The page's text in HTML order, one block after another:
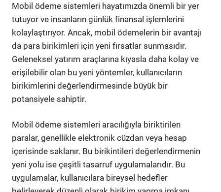
Mobil ödeme sistemleri hayatımızda önemli bir yer
tutuyor ve insanların günlük finansal işlemlerini
kolaylaştırıyor. Ancak, mobil ödemelerin bir avantajı
da para birikimleri için yeni fırsatlar sunmasıdır.
Geleneksel yatırım araçlarına kıyasla daha kolay ve
erişilebilir olan bu yeni yöntemler, kullanıcıların
birikimlerini değerlendirmesinde büyük bir
potansiyele sahiptir.
Mobil ödeme sistemleri aracılığıyla biriktirilen
paralar, genellikle elektronik cüzdan veya hesap
içerisinde saklanır. Bu birikintileri değerlendirmenin
yeni yolu ise çeşitli tasarruf uygulamalarıdır. Bu
uygulamalar, kullanıcılara bireysel hedefler